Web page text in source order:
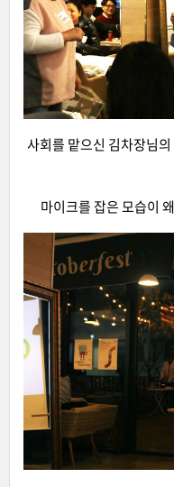
사회를 맡으신 김차장님
마이크를 잡은 모습이